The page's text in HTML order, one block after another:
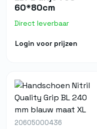
60*80cm
Direct leverbaar
Login voor prijzen
20605000436